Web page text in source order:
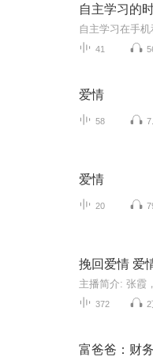
41
爱情
58
爱情
20
挽回爱情 爱
372 2
富爸爸：财